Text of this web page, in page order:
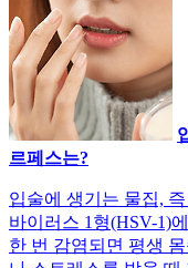
르페스는?
입술에 생기는 물집,
바이러스 1형(HSV-1)
한 번 감염되면 평생